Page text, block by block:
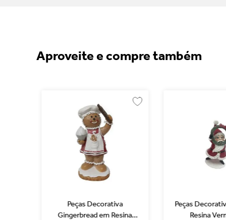
Aproveite e compre também
Peças Decorativa
Gingerbread em Resina
Peças
Resina